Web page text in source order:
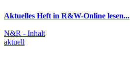
Aktuelles Heft in R&W-Online lesen...
N&R - Inhalt
aktuell